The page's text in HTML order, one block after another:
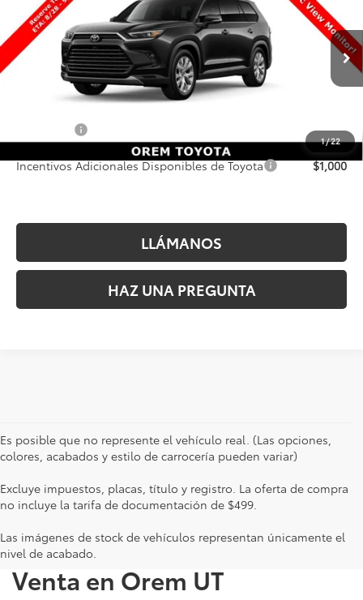
1/22
VIN:5TDACAB51TS33G384Valores:33G384Modelo:6724
En Producción Int.
PRECIO FINAL
Less
MSRP inicial:
$55,693
$56,192
Incentivos Adicionales Disponibles de Toyota $1,000
LLÁMANOS
HAZ UNA PREGUNTA
Es posible que no represente el vehículo real. (Las opciones,
colores, acabados y estilo de carrocería pueden variar)
Excluye impuestos, placas, título y registro. La oferta de compra
no incluye la tarifa de documentación de $499.
Las imágenes de stock de vehículos representan únicamente el
nivel de acabado.
Autos Toyota Nuevos en
Venta en Orem UT